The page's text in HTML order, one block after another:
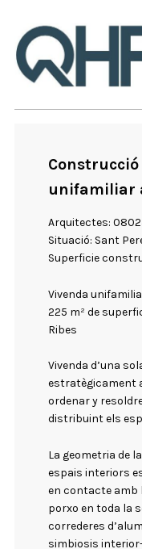
unifamiliar
Arquitectes:
Situació: Sant
Superficie
Vivenda
225 m² de
Ribes
Vivenda d’una
estratègicament
ordenar y
distribuint els
La geometria de
espais interiors
en contacte amb
porxo en toda la
correderes
simbiosis